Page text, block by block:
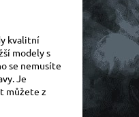
kvalitní
modely s
se nemusíte
Je
můžete z